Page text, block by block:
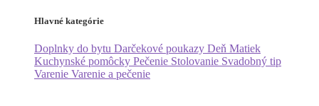
Hlavné kategórie
Doplnky do bytu Darčekové poukazy Deň Matiek
Kuchynské pomôcky Pečenie Stolovanie Svadobný tip
Varenie Varenie a pečenie